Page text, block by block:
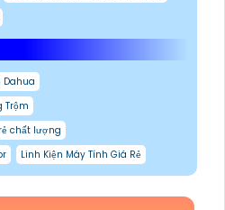
Dahua
Trộm
chất lượng
Linh Kiện Máy Tính Giá Rẻ